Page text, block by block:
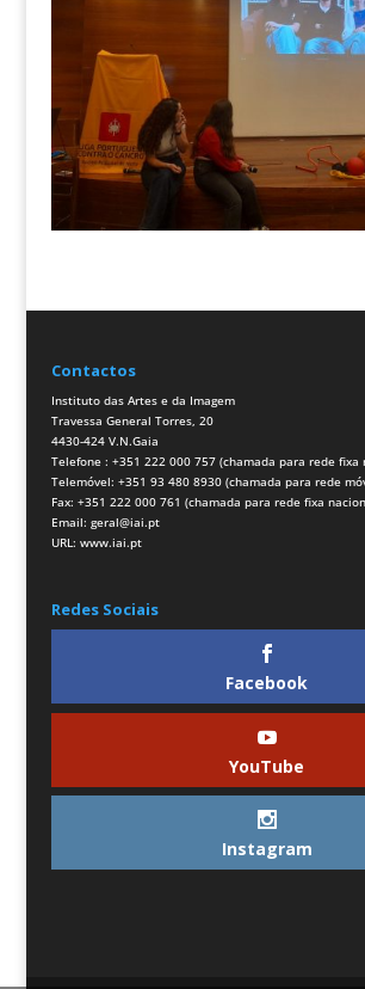
Contactos
Instituto das Artes e da Imagem
Travessa General Torres, 20
4430-424 V.N.Gaia
Telefone : +351 222 000 757 (chamada para rede fixa
Telemóvel: +351 93 480 8930 (chamada para rede
Fax: +351 222 000 761 (chamada para rede fixa
Email: geral@iai.pt
URL: www.iai.pt
Redes Sociais
Facebook
YouTube
Instagram